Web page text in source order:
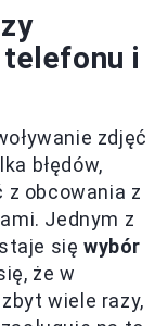
telefonu i
zdjęć
błędów,
z obcowania z
Jednym z
sięwybór
że w
wiele razy,